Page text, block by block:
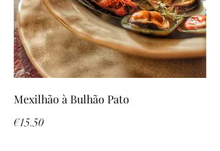
Mexilhão à Bulhão Pato
€15.50